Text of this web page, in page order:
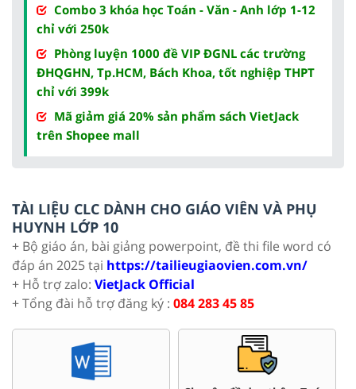
Combo 3 khóa học Toán - Văn - Anh lớp 1-12
chỉ với 250k
Phòng luyện 1000 đề VIP ĐGNL các trường
ĐHQGHN, Tp.HCM, Bách Khoa, tốt nghiệp THPT
chỉ với 399k
Mã giảm giá 20% sản phẩm sách VietJack
trên Shopee mall
TÀI LIỆU CLC DÀNH CHO GIÁO VIÊN VÀ PHỤ
HUYNH LỚP 10
+ Bộ giáo án, bài giảng powerpoint, đề thi file word có
đáp án 2025 tại https://tailieugiaovien.com.vn/
+ Hỗ trợ zalo: VietJack Official
+ Tổng đài hỗ trợ đăng ký : 084 283 45 85